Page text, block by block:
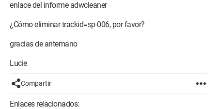
enlace del informe adwcleaner
¿Cómo eliminar trackid=sp-006, por favor?
gracias de antemano
Lucie
Compartir
Enlaces relacionados: